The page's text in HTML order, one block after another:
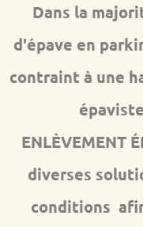
Dans la
d'épave en
contraint à une
ENLÈVEMENT
diverses
conditions